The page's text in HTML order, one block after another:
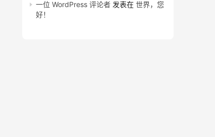
一位 WordPress 评论者 发表在 世界，您
好！